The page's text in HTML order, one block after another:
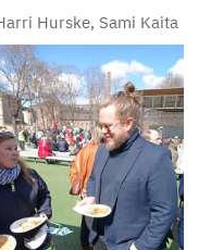
Hurske, Sami Kaita